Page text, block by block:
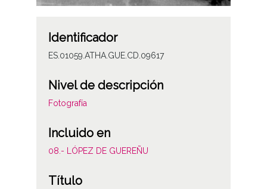
Identificador
ES.01059.ATHA.GUE.CD.09617
Nivel de descripción
Fotografía
Incluido en
08.- LÓPEZ DE GUEREÑU
Título